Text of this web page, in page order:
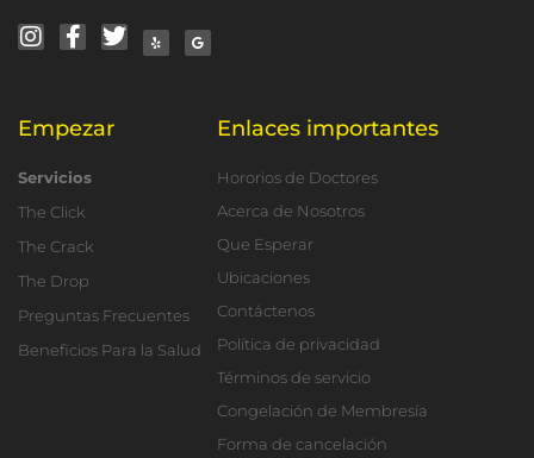
s
t
a
c
e
b
i
t
t
l
p
o
g
l
Empezar
Servicios
The Click
The Crack
The Drop
Preguntas Frecuentes
Beneficios Para la Salud
Enlaces importantes
Hororios de Doctores
Acerca de Nosotros
Que Esperar
Ubicaciones
Contáctenos
Política de privacidad
Términos de servicio
Congelación de Membresía
Forma de cancelación